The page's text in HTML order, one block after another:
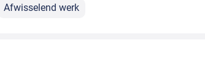
Afwisselend werk